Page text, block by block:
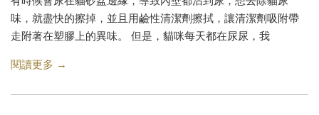
味，就盡快的擦掉，並且用鹼性清潔劑擦拭，讓清潔劑吸附帶
走附著在塑膠上的異味。 但是，貓咪每天都在尿尿，我
閱讀更多 →